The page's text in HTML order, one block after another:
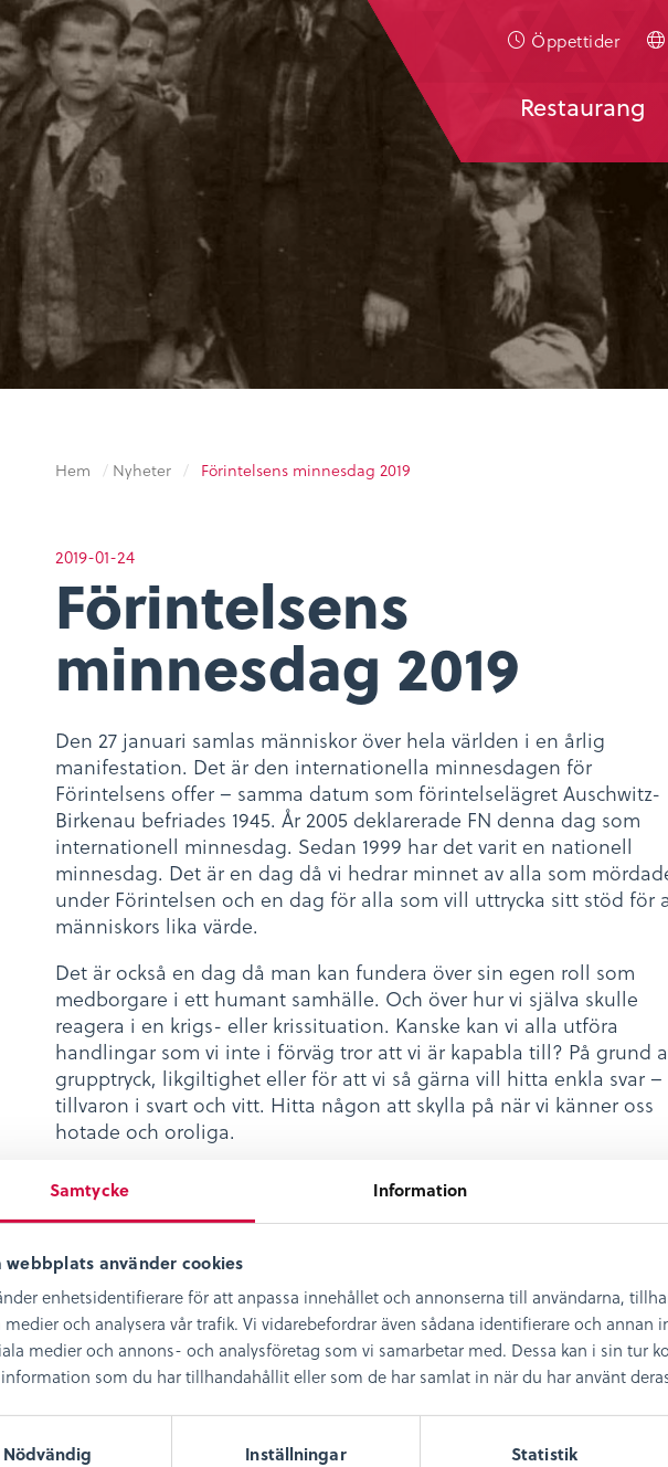
Samtycke Information
webbplats använder cookies
enhetsidentifierare för att anpassa innehållet och annonserna till användarna,
medier och analysera vår trafik. Vi vidarebefordrar även sådana identifierare och
medier och annons- och analysföretag som vi samarbetar med. Dessa kan i sin tur
som du har tillhandahållit eller som de har samlat in när du har använt
Nödvändig Inställningar Statistik
Öppettider
Restaurang
Hem / Nyheter / Förintelsens minnesdag 2019
2019-01-24
Förintelsens
minnesdag 2019
Den 27 januari samlas människor över hela världen i en årlig
manifestation. Det är den internationella minnesdagen för
Förintelsens offer – samma datum som förintelselägret Auschwitz-
Birkenau befriades 1945. År 2005 deklarerade FN denna dag som
internationell minnesdag. Sedan 1999 har det varit en nationell
minnesdag. Det är en dag då vi hedrar minnet av alla som
under Förintelsen och en dag för alla som vill uttrycka sitt stöd för
människors lika värde.
Det är också en dag då man kan fundera över sin egen roll som
medborgare i ett humant samhälle. Och över hur vi själva skulle
reagera i en krigs- eller krissituation. Kanske kan vi alla utföra
handlingar som vi inte i förväg tror att vi är kapabla till? På grund
grupptryck, likgiltighet eller för att vi så gärna vill hitta enkla svar –
tillvaron i svart och vitt. Hitta någon att skylla på när vi känner oss
hotade och oroliga.
Mer info:
Forum för levande historia är en myndighet under
Kulturdepartementet vars uppdrag är att, med utgångspunkt i
Förintelsen, främja arbete med demokrati, tolerans och alla
människors lika värde.